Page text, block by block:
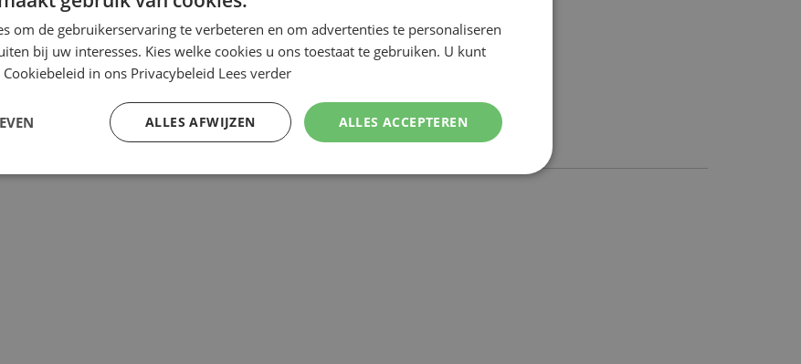
DUTCH
ENGLISH
om de gebruikerservaring te verbeteren en om advertenties te personaliseren
bij uw interesses. Kies welke cookies u ons toestaat te gebruiken. U kunt
in ons Privacybeleid Lees verder
ALLES ACCEPTEREN
ALLES AFWIJZEN